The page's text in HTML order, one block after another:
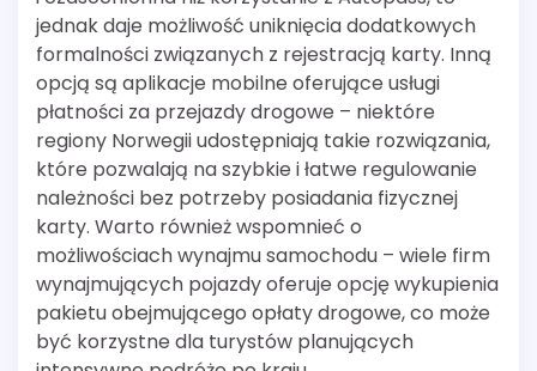
jednak daje możliwość uniknięcia dodatkowych
formalności związanych z rejestracją karty. Inną
opcją są aplikacje mobilne oferujące usługi
płatności za przejazdy drogowe – niektóre
regiony Norwegii udostępniają takie rozwiązania,
które pozwalają na szybkie i łatwe regulowanie
należności bez potrzeby posiadania fizycznej
karty. Warto również wspomnieć o
możliwościach wynajmu samochodu – wiele firm
wynajmujących pojazdy oferuje opcję wykupienia
pakietu obejmującego opłaty drogowe, co może
być korzystne dla turystów planujących